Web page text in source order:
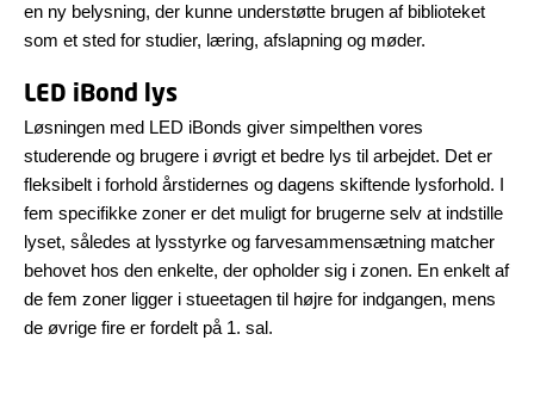
en ny belysning, der kunne understøtte brugen af biblioteket
som et sted for studier, læring, afslapning og møder.
LED iBond lys
Løsningen med LED iBonds giver simpelthen vores
studerende og brugere i øvrigt et bedre lys til arbejdet. Det er
fleksibelt i forhold årstidernes og dagens skiftende lysforhold. I
fem specifikke zoner er det muligt for brugerne selv at indstille
lyset, således at lysstyrke og farvesammensætning matcher
behovet hos den enkelte, der opholder sig i zonen. En enkelt af
de fem zoner ligger i stueetagen til højre for indgangen, mens
de øvrige fire er fordelt på 1. sal.